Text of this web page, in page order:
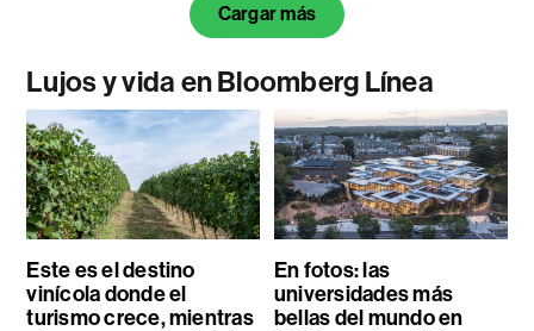
Cargar más
Lujos y vida en Bloomberg Línea
Este es el destino
vinícola donde el
turismo crece, mientras
En fotos: las
universidades más
bellas del mundo en